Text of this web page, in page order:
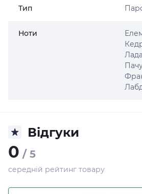
Тип
Ноти
Відгуки
0 / 5
середній рейтинг товару